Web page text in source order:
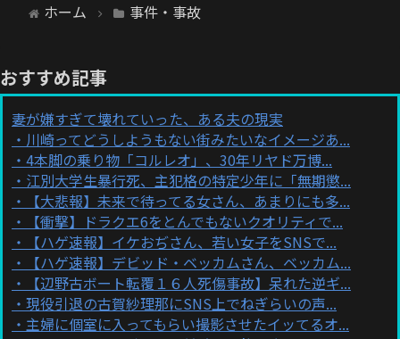
ホーム 事件・事故
おすすめ記事
妻が嫌すぎて壊れていった、ある夫の現実
川崎ってどうしようもない街みたいなイメージあ...
4本脚の乗り物「コルレオ」、30年リヤド万博...
江別大学生暴行死、主犯格の特定少年に「無期懲...
【大悲報】未来で待ってる女さん、あまりにも多...
【衝撃】ドラクエ6をとんでもないクオリティで...
【ハゲ速報】イケおぢさん、若い女子をSNSで...
【ハゲ速報】デビッド・ベッカムさん、ベッカム...
【辺野古ボート転覆１６人死傷事故】呆れた逆ギ...
現役引退の古賀紗理那にSNS上でねぎらいの声...
主婦に個室に入ってもらい撮影させたイッてるオ...